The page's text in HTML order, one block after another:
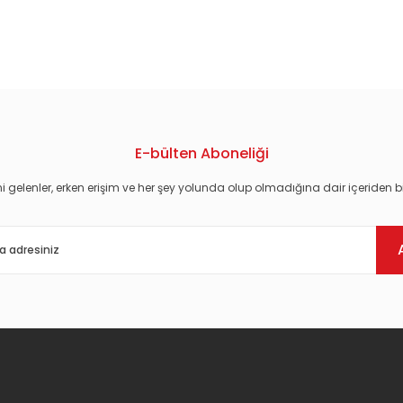
E-bülten Aboneliği
gelenler, erken erişim ve her şey yolunda olup olmadığına dair içeriden